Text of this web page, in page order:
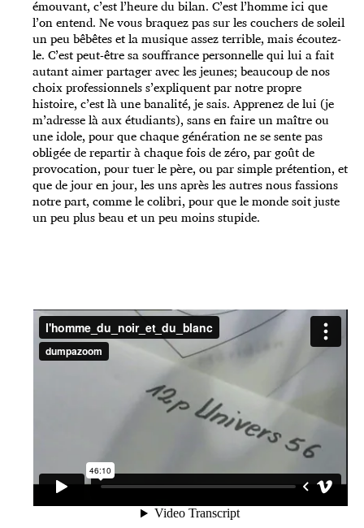
émouvant, c’est l’heure du bilan. C’est l’homme ici que
l’on entend. Ne vous braquez pas sur les couchers de soleil
un peu bêbêtes et la musique assez terrible, mais écoutez-
le. C’est peut-être sa souffrance personnelle qui lui a fait
autant aimer partager avec les jeunes; beaucoup de nos
choix professionnels s’expliquent par notre propre
histoire, c’est là une banalité, je sais. Apprenez de lui (je
m’adresse là aux étudiants), sans en faire un maître ou
une idole, pour que chaque génération ne se sente pas
obligée de repartir à chaque fois de zéro, par goût de
provocation, pour tuer le père, ou par simple prétention, et
que de jour en jour, les uns après les autres nous fassions
notre part, comme le colibri, pour que le monde soit juste
un peu plus beau et un peu moins stupide.